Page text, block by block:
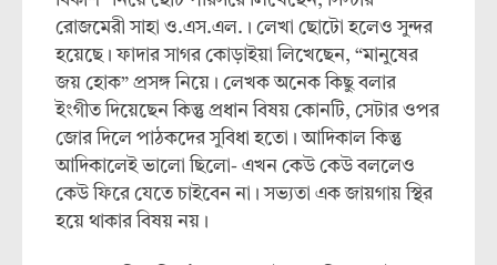
রোজমেরী সাহা ও.এস.এল.। লেখা ছোটো হলেও সুন্দর
হয়েছে। ফাদার সাগর কোড়াইয়া লিখেছেন, “মানুষের
জয় হোক” প্রসঙ্গ নিয়ে। লেখক অনেক কিছু বলার
ইংগীত দিয়েছেন কিন্তু প্রধান বিষয় কোনটি, সেটার ওপর
জোর দিলে পাঠকদের সুবিধা হতো। আদিকাল কিন্তু
আদিকালেই ভালো ছিলো- এখন কেউ কেউ বললেও
কেউ ফিরে যেতে চাইবেন না। সভ্যতা এক জায়গায় স্থির
হয়ে থাকার বিষয় নয়।